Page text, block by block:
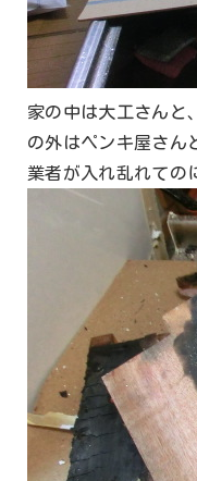
家の中は大工さんと
の外はペンキ屋さん
業者が入れ乱れての